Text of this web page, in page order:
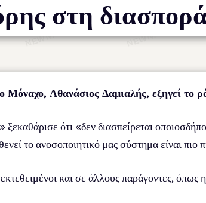
στη
Μόναχο, Αθανάσιος Δαμιαλής, εξηγεί
ότι «δεν διασπείρεται
το ανοσοποιητικό μας σύστημα είναι πιο
και σε άλλους παράγοντες, όπως